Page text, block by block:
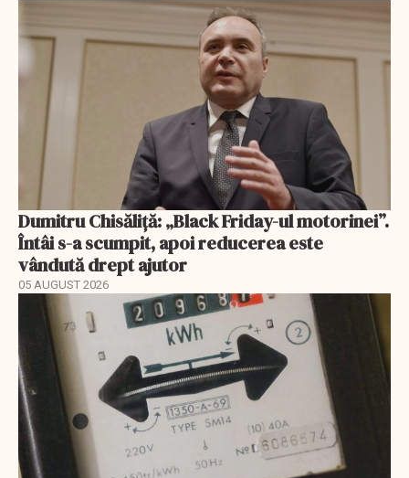
Dumitru Chisăliță: „Black Friday-ul motorinei”.
Întâi s-a scumpit, apoi reducerea este
vândută drept ajutor
05 AUGUST 2026